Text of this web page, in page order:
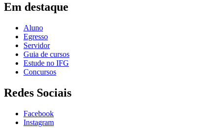
Em destaque
Aluno
Egresso
Servidor
Guia de cursos
Estude no IFG
Concursos
Redes Sociais
Facebook
Instagram